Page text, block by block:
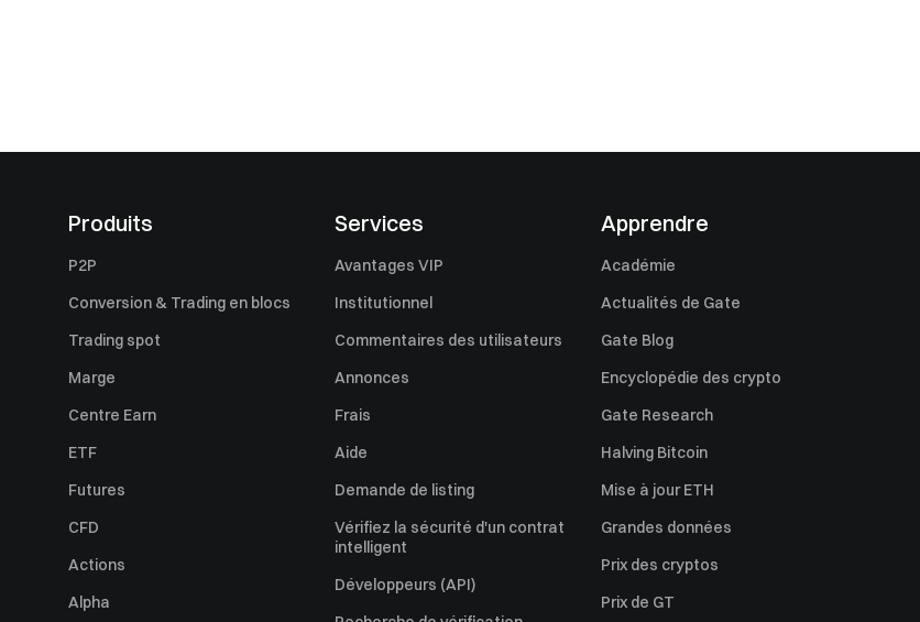
Produits
P2P
Conversion & Trading en blocs
Trading spot
Marge
Centre Earn
ETF
Futures
CFD
Actions
Alpha
Services
Avantages VIP
Institutionnel
Commentaires des utilisateurs
Annonces
Frais
Aide
Demande de listing
Vérifiez la sécurité d'un contrat
intelligent
Développeurs (API)
Apprendre
Académie
Actualités de Gate
Gate Blog
Encyclopédie des crypto
Gate Research
Halving Bitcoin
Mise à jour ETH
Grandes données
Prix des cryptos
Prix de GT